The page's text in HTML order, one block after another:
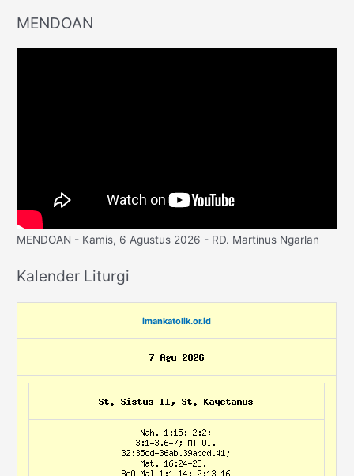
MENDOAN
MENDOAN - Kamis, 6 Agustus 2026 - RD. Martinus Ngarlan
Kalender Liturgi
imankatolik.or.id